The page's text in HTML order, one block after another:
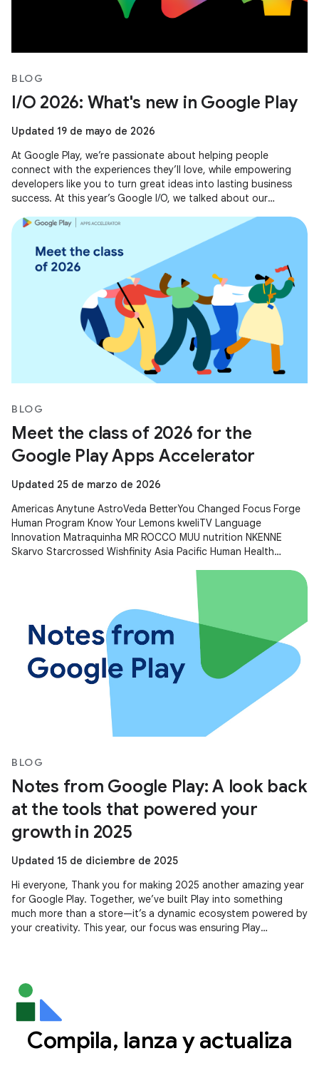
BLOG
I/O 2026: What's new in Google Play
Updated 19 de mayo de 2026
At Google Play, we’re passionate about helping people
connect with the experiences they’ll love, while empowering
developers like you to turn great ideas into lasting business
success. At this year’s Google I/O, we talked about our
BLOG
Meet the class of 2026 for the
Google Play Apps Accelerator
Updated 25 de marzo de 2026
Americas Anytune AstroVeda BetterYou Changed Focus Forge
Human Program Know Your Lemons kweliTV Language
Innovation Matraquinha MR ROCCO MUU nutrition NKENNE
Skarvo Starcrossed Wishfinity Asia Pacific Human Health
BLOG
Notes from Google Play: A look back
at the tools that powered your
growth in 2025
Updated 15 de diciembre de 2025
Hi everyone, Thank you for making 2025 another amazing year
for Google Play. Together, we’ve built Play into something
much more than a store—it’s a dynamic ecosystem powered by
your creativity. This year, our focus was ensuring Play
Compila, lanza y actualiza